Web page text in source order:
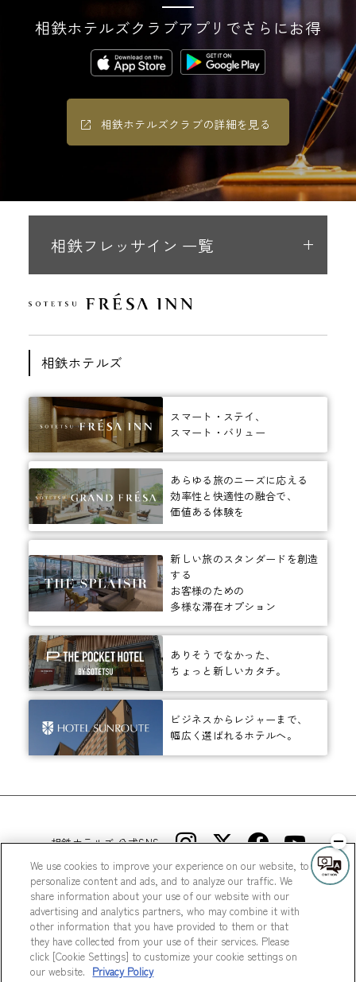
相鉄ホテルズクラブアプリでさらにお得
相鉄ホテルズクラブの詳細を見る
相鉄フレッサイン 一覧
相鉄ホテルズ
スマート・ステイ、
スマート・バリュー
あらゆる旅のニーズに応える
効率性と快適性の融合で、
価値ある体験を
新しい旅のスタンダードを創造
する
お客様のための
多様な滞在オプション
ありそうでなかった、
ちょっと新しいカタチ。
ビジネスからレジャーまで、
幅広く選ばれるホテルへ。
相鉄ホテルズ 公式SNS
© Sotetsu Hotel Management CO., LTD.
We use cookies to improve your experience on our website, to
personalize content and ads, and to analyze our traffic. We
share information about your use of our website with our
advertising and analytics partners, who may combine it with
other information that you have provided to them or that
they have collected from your use of their services. Please
click [Cookie Settings] to customize your cookie settings on
our website. Privacy Policy